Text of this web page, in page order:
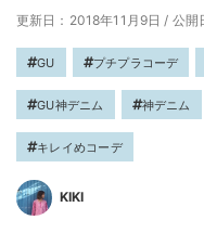
更新日：2018年11月9日 / 公開
GU プチプラコーデ
GU神デニム 神デニム
キレイめコーデ
KIKI